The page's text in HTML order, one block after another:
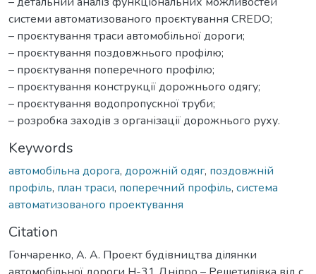
системи автоматизованого проєктування CREDO;
– проєктування траси автомобільної дороги;
– проєктування поздовжнього профілю;
– проєктування поперечного профілю;
– проєктування конструкції дорожнього одягу;
– проєктування водопропускної труби;
– розробка заходів з організації дорожнього руху.
Keywords
автомобільна дорога, дорожній одяг, поздовжній
профіль, план траси, поперечний профіль, система
автоматизованого проектування
Citation
Гончаренко, А. А. Проект будівництва ділянки